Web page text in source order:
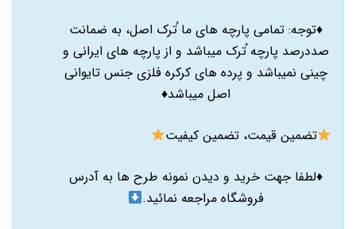
♦️توجه: تمامی پارچه های ما ُترک اصل، به ضمانت
صددرصد پارچه ُترک میباشد و از پارچه های ایرانی و
چینی نمیباشد و پرده های کرکره فلزی جنس تایوانی
اصل میباشد♦️
تضمین قیمت، تضمین کیفیت
♦️لطفا جهت خرید و دیدن نمونه طرح ها به آدرس
فروشگاه مراجعه نمائید.